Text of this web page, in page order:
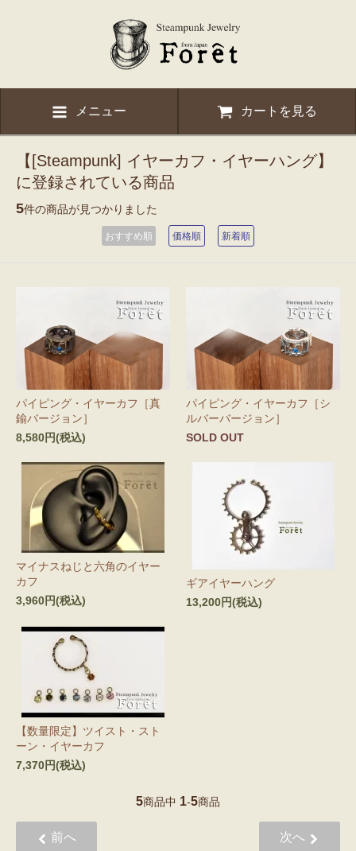
メニュー カートを見る
【[Steampunk] イヤーカフ・イヤーハング】
に登録されている商品
5件の商品が見つかりました
おすすめ順 価格順 新着順
パイピング・イヤーカフ［真
鍮バージョン］
8,580円(税込)
パイピング・イヤーカフ［シ
ルバーバージョン］
SOLD OUT
マイナスねじと六角のイヤー
カフ
3,960円(税込)
ギアイヤーハング
13,200円(税込)
【数量限定】ツイスト・スト
ーン・イヤーカフ
7,370円(税込)
5商品中 1-5商品
前へ 次へ